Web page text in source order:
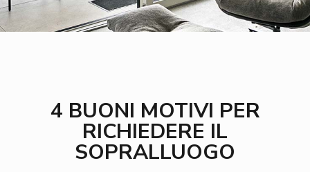
4 BUONI MOTIVI PER
RICHIEDERE IL
SOPRALLUOGO